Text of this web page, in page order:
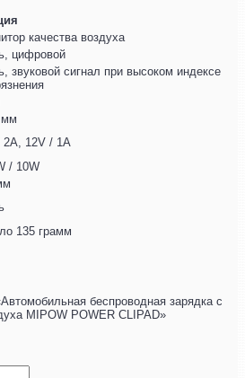
качества воздуха
цифровой
звуковой сигнал при высоком индексе
мм
2A, 12V / 1A
/ 10W
135 грамм
беспроводная зарядка с
MIPOW POWER CLIPAD»